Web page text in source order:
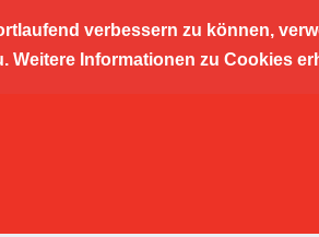
verbessern zu können,
Weitere Informationen zu Cookies